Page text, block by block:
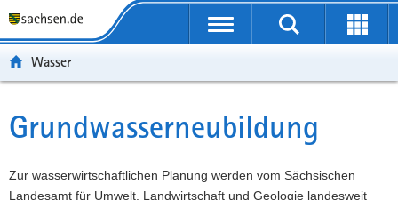
t
ü
e
r
t
n
v
i
p
n
a
l
t
e
n
f
t
-
e
r
Wasser
Hauptinhalt
Grundwasserneubildung
Zur wasserwirtschaftlichen Planung werden vom Sächsischen
Landesamt für Umwelt, Landwirtschaft und Geologie landesweit